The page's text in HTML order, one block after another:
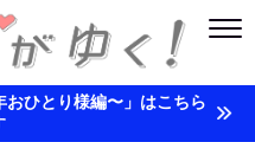
おひとり様編〜」はこちら